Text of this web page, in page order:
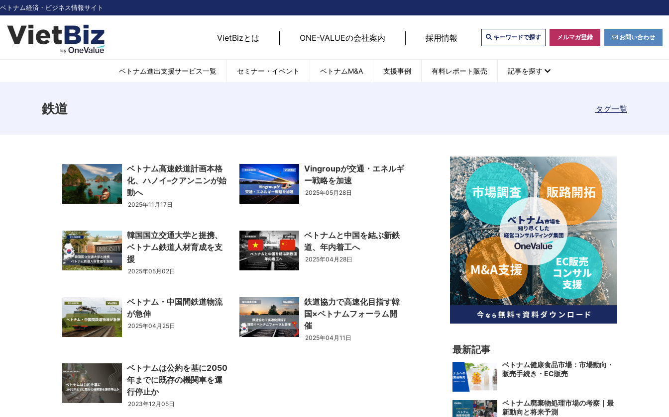
ベトナム経済・ビジネス情報サイト
VietBizとは ONE-VALUEの会社案内 採用情報 キーワードで探す メルマガ登録 お問い合わせ
ベトナム進出支援サービス一覧 セミナー・イベント ベトナムM&A 支援事例 有料レポート販売 記事を探す
不動産・建設
物流・倉庫
新型コロナの影響
web広告
ベトナム進出
外資規制
税制
ベトナム企業
ベトナム企業動向
ベトナム人材
特定技能
高度人材・エンジニア
ベトナム一般概況
ベトナムでの生活
文化・社会
政治
鉄道 タグ一覧
ベトナム高速鉄道計画本格
化、ハノイ–クアンニンが始
動へ
2025年11月17日
Vingroupが交通・エネルギ
ー戦略を加速
2025年05月28日
韓国国立交通大学と提携、
ベトナム鉄道人材育成を支
援
2025年05月02日
ベトナムと中国を結ぶ新鉄
道、年内着工へ
2025年04月28日
ベトナム・中国間鉄道物流
が急伸
2025年04月25日
鉄道協力で高速化目指す韓
国×ベトナムフォーラム開
催
2025年04月11日
ベトナムは公約を基に2050
年までに既存の機関車を運
行停止か
2023年12月05日
最新記事
ベトナム健康食品市場：市場動向・
販売手続き・EC販売
ベトナム廃棄物処理市場の考察｜最
新動向と将来予測